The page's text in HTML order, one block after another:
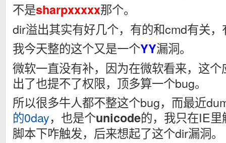
不是sharpxxxxx那个。
dir溢出其实有好几个，有的和cmd有关
我今天整的这个又是一个YY漏洞。
微软一直没有补，因为在微软看来，这
出了也提不了权限，顶多算一个bug。
所以很多牛人都不整这个bug，而最近
的0day，也是个unicode的，我只在IE
脚本下咋触发，后来想起了这个dir漏洞。